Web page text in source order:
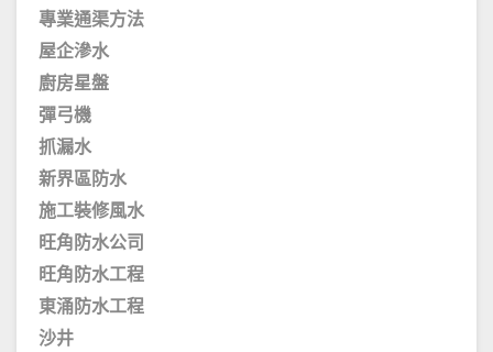
專業通渠方法
屋企滲水
廚房星盤
彈弓機
抓漏水
新界區防水
施工裝修風水
旺角防水公司
旺角防水工程
東涌防水工程
沙井